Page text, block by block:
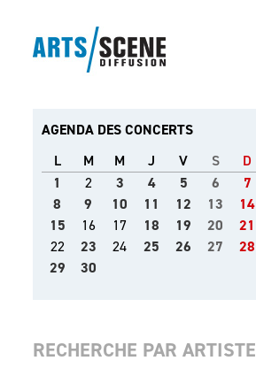
AGENDA DES CONCERTS
L
M M J V S
D
1
2 3 4 5 6
7
8
9 10 11 12 13
14
15
16 17 18 19 20
21
22
23 24 25 26 27
28
29
30
RECHERCHE PAR ARTISTE